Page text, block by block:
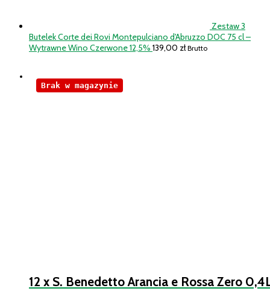
Zestaw 3
Butelek Corte dei Rovi Montepulciano d'Abruzzo DOC 75 cl –
Wytrawne Wino Czerwone 12,5% 139,00 zł Brutto
12 x S. Benedetto Arancia e Rossa Zero
Brak w magazynie